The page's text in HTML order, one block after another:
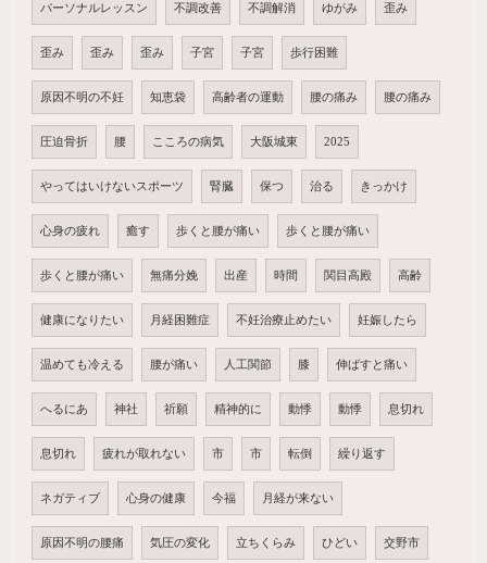
パーソナルレッスン 不調改善 不調解消 ゆがみ 歪み
歪み 歪み 歪み 子宮 子宮 歩行困難
原因不明の不妊 知恵袋 高齢者の運動 腰の痛み 腰の痛み
圧迫骨折 腰 こころの病気 大阪城東 2025
やってはいけないスポーツ 腎臓 保つ 治る きっかけ
心身の疲れ 癒す 歩くと腰が痛い 歩くと腰が痛い
歩くと腰が痛い 無痛分娩 出産 時間 関目高殿 高齢
健康になりたい 月経困難症 不妊治療止めたい 妊娠したら
温めても冷える 腰が痛い 人工関節 膝 伸ばすと痛い
へるにあ 神社 祈願 精神的に 動悸 動悸 息切れ
息切れ 疲れが取れない 市 市 転倒 繰り返す
ネガティブ 心身の健康 今福 月経が来ない
原因不明の腰痛 気圧の変化 立ちくらみ ひどい 交野市